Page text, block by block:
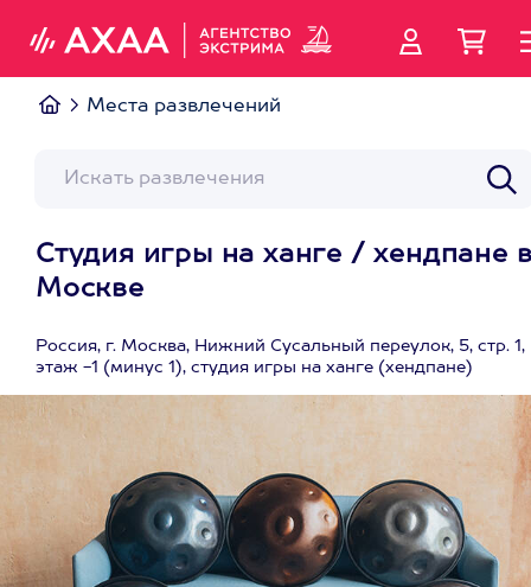
Места развлечений
Студия игры на ханге / хендпане
Москве
Россия, г. Москва, Нижний Сусальный переулок, 5, стр. 1,
этаж -1 (минус 1), студия игры на ханге (хендпане)